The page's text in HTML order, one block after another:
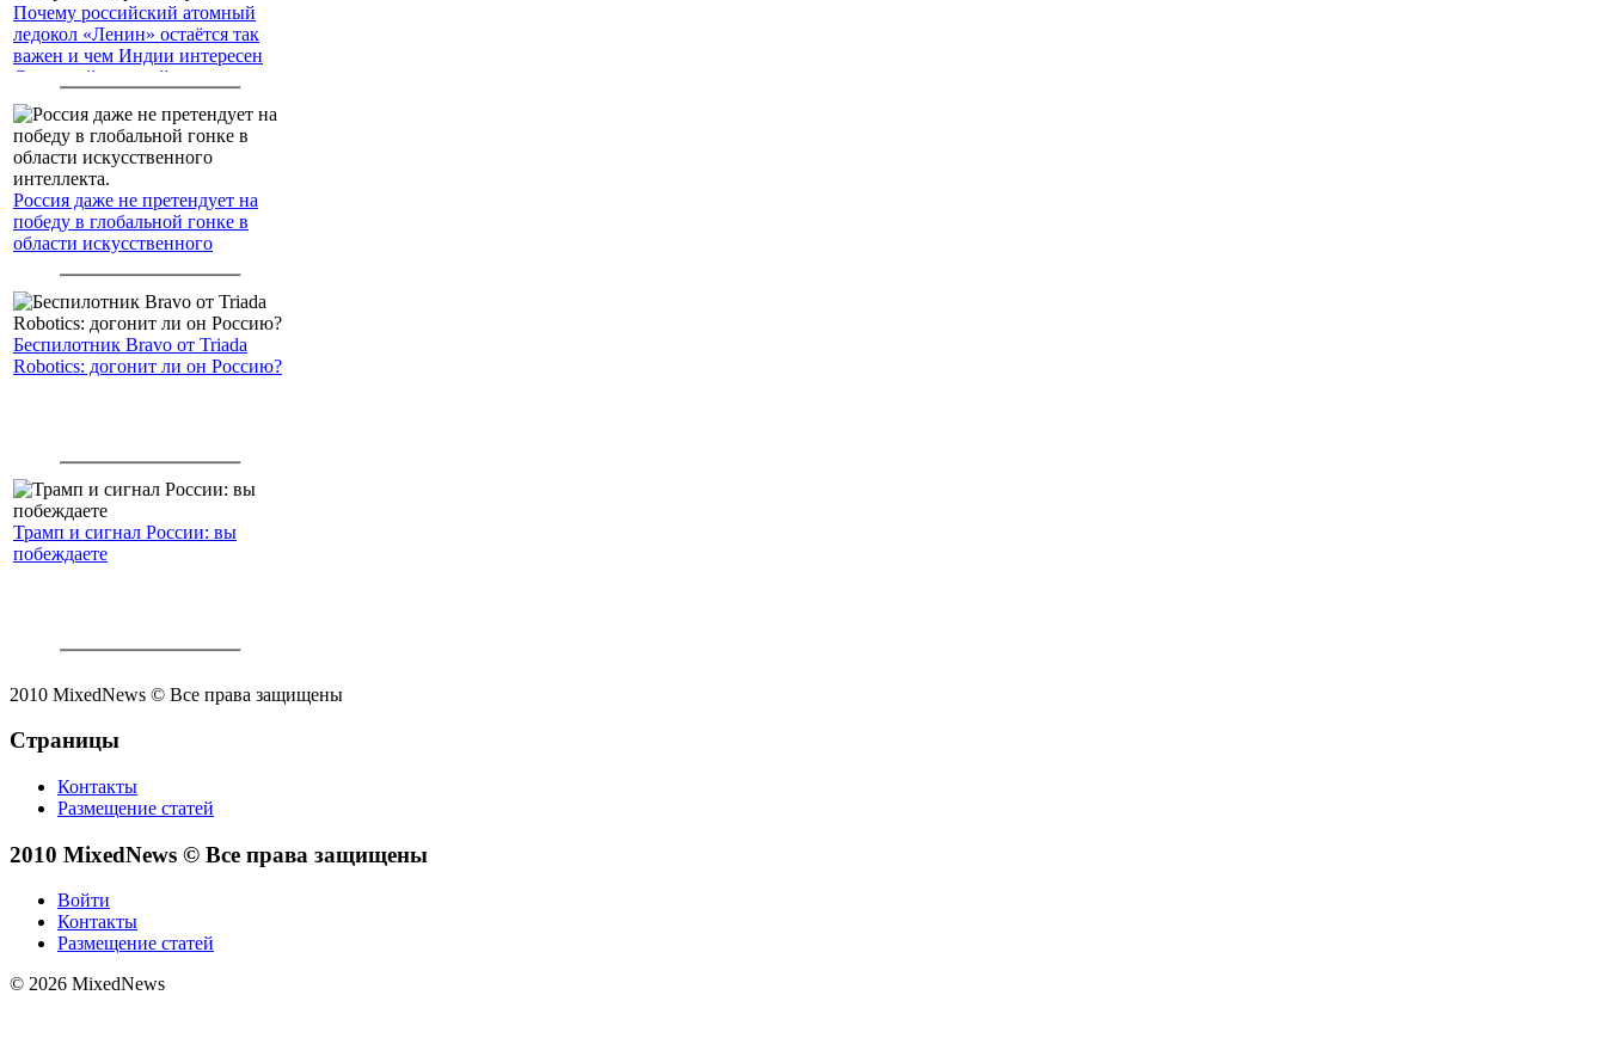
Почему российский атомный
ледокол «Ленин» остаётся так
важен и чем Индии интересен
Северный морской путь
Россия даже не претендует на
победу в глобальной гонке в
области искусственного
Беспилотник Bravo от Triada
Robotics: догонит ли он Россию?
Трамп и сигнал России: вы
побеждаете
2010 MixedNews © Все права защищены
Страницы
Контакты
Размещение статей
2010 MixedNews © Все права защищены
Войти
Контакты
Размещение статей
© 2026 MixedNews